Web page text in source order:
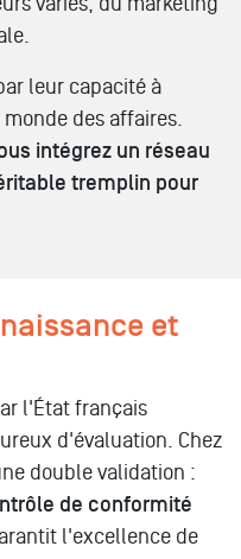
leur capacité à
des affaires.
intégrez un réseau
tremplin pour
et
l'État français
d'évaluation. Chez
double validation :
de conformité
l'excellence de